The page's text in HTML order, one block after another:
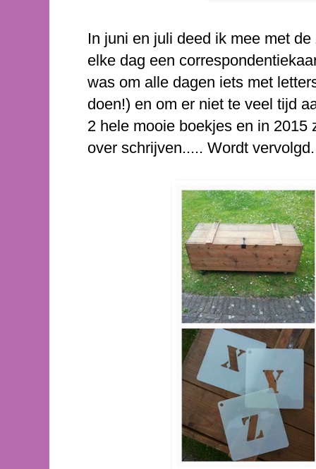
In juni en juli deed ik mee met de
elke dag een
was om alle dagen iets met
doen!) en om er niet te veel tijd
2 hele mooie boekjes en in
over schrijven..... Wordt vervolgd.